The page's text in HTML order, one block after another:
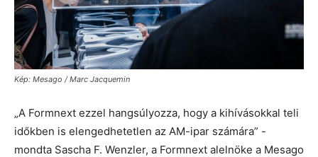
Kép: Mesago / Marc Jacquemin
„A Formnext ezzel hangsúlyozza, hogy a kihívásokkal teli
időkben is elengedhetetlen az AM-ipar számára” -
mondta Sascha F. Wenzler, a Formnext alelnöke a Mesago